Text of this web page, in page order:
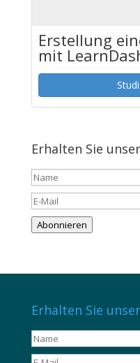
Erstellung
mit
Erhalten Sie
Abonnieren
Erhalten Sie